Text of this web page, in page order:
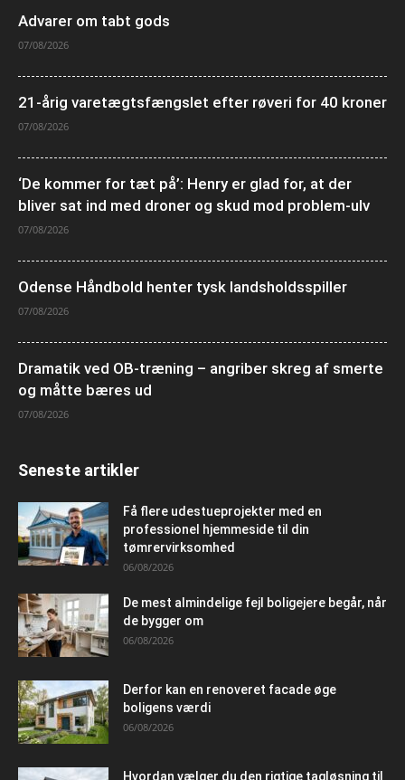
Advarer om tabt gods
07/08/2026
21-årig varetægtsfængslet efter røveri for 40 kroner
07/08/2026
‘De kommer for tæt på’: Henry er glad for, at der
bliver sat ind med droner og skud mod problem-ulv
07/08/2026
Odense Håndbold henter tysk landsholdsspiller
07/08/2026
Dramatik ved OB-træning – angriber skreg af smerte
og måtte bæres ud
07/08/2026
Seneste artikler
Få flere udestueprojekter med en
professionel hjemmeside til din
tømrervirksomhed
06/08/2026
De mest almindelige fejl boligejere begår, når
de bygger om
06/08/2026
Derfor kan en renoveret facade øge
boligens værdi
06/08/2026
Hvordan vælger du den rigtige tagløsning til